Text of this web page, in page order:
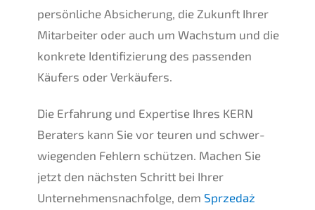
persön­li­che Absiche­rung, die Zukunft Ihrer
Mitar­bei­ter oder auch um Wachs­tum und die
konkre­te Identi­fi­zie­rung des passen­den
Käufers oder Verkäufers.
Die Erfah­rung und Exper­ti­se Ihres KERN
Beraters kann Sie vor teuren und schwer­
wie­gen­den Fehlern schüt­zen. Machen Sie
jetzt den nächs­ten Schritt bei Ihrer
Unternehmens­nachfolge, dem Sprze­daż